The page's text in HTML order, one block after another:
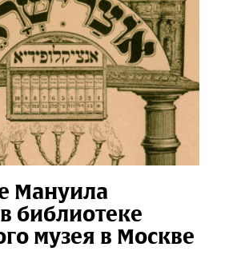
Мануила
библиотеке
музея в Москве